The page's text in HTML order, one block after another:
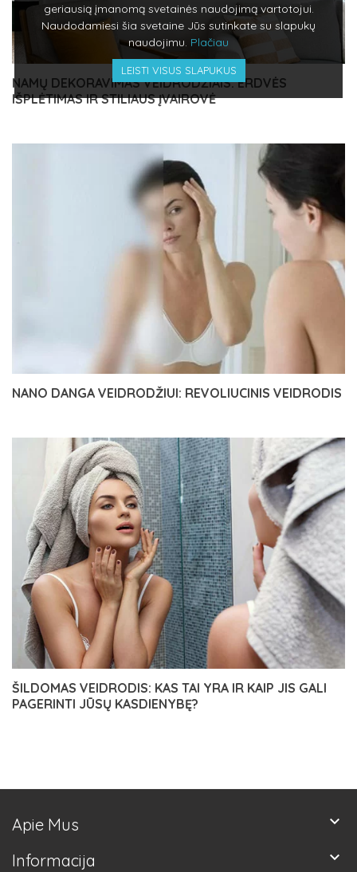
NAMŲ DEKORAVIMAS VEIDRODŽIAIS: ERDVĖS
IŠPLĖTIMAS IR STILIAUS ĮVAIROVĖ
NANO DANGA VEIDRODŽIUI: REVOLIUCINIS VEIDRODIS
ŠILDOMAS VEIDRODIS: KAS TAI YRA IR KAIP JIS GALI
PAGERINTI JŪSŲ KASDIENYBĘ?
Apie Mus keyboard_arrow_down
Informacija keyboard_arrow_down
geriausią įmanomą svetainės naudojimą vartotojui.
Naudodamiesi šia svetaine Jūs sutinkate su slapukų
naudojimu. Plačiau
LEISTI VISUS SLAPUKUS